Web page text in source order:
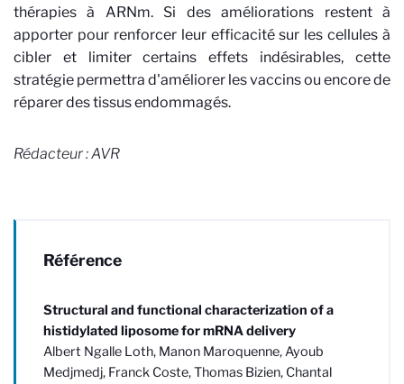
thérapies à ARNm. Si des améliorations restent à
apporter pour renforcer leur efficacité sur les cellules à
cibler et limiter certains effets indésirables, cette
stratégie permettra d'améliorer les vaccins ou encore de
réparer des tissus endommagés.
Rédacteur : AVR
Référence
Structural and functional characterization of a
histidylated liposome for mRNA delivery
Albert Ngalle Loth, Manon Maroquenne, Ayoub
Medjmedj, Franck Coste, Thomas Bizien, Chantal